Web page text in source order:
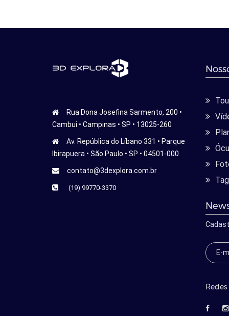
Rua Dona Josefina Sarmento, 200 •
Cambui • Campinas • SP • 13025-260
Av. República do Líbano 331 • Parque
Ibirapuera • São Paulo • SP • 04501-000
contato@3dexplora.com.br
(19) 99770-3370